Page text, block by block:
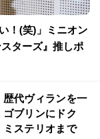
！(笑)」ミニオン
ターズ』推しポ
歴代ヴィランを一
ブリンにドク
ミステリオまで